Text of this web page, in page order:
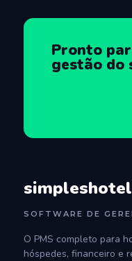
Pronto
gestão do
SOFTWARE DE
O PMS completo para
hóspedes, financeiro e